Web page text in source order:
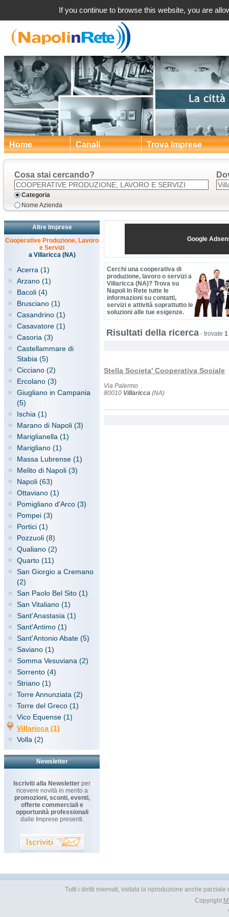
Home Canali Trova Imprese
Cosa stai cercando?
Categoria
Nome Azienda
Altre Imprese
Cooperative Produzione, Lavoro
e Servizi
a Villaricca (NA)
Acerra (1)
Arzano (1)
Bacoli (4)
Brusciano (1)
Casandrino (1)
Casavatore (1)
Casoria (3)
Castellammare di
Stabia (5)
Cicciano (2)
Ercolano (3)
Giugliano in Campania
(5)
Ischia (1)
Marano di Napoli (3)
Mariglianella (1)
Marigliano (1)
Massa Lubrense (1)
Melito di Napoli (3)
Napoli (63)
Ottaviano (1)
Pomigliano d'Arco (3)
Pompei (3)
Portici (1)
Pozzuoli (8)
Qualiano (2)
Quarto (11)
San Giorgio a Cremano
(2)
San Paolo Bel Sito (1)
San Vitaliano (1)
Sant'Anastasia (1)
Sant'Antimo (1)
Sant'Antonio Abate (5)
Saviano (1)
Somma Vesuviana (2)
Sorrento (4)
Striano (1)
Torre Annunziata (2)
Torre del Greco (1)
Vico Equense (1)
Villaricca (1)
Volla (2)
Newsletter
Iscriviti alla Newsletter per
ricevere novità in merito a
promozioni, sconti, eventi,
offerte commerciali e
opportunità professionali
dalle Imprese presenti.
Google
Cerchi una cooperativa di
produzione, lavoro o servizi a
Villaricca (NA)? Trova su
Napoli In Rete tutte le
informazioni su contatti,
servizi e attività soprattutto le
soluzioni alle tue esigenze.
Risultati della ricerca - trovate 1
Stella Societa' Cooperativa Sociale
Via Palermo
80010 Villaricca (NA)
Tutti i diritti riservati, vietata la riproduzione anche
Copyright
If you continue to browse this website, you are